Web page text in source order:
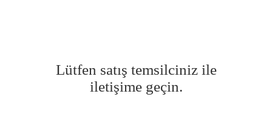
Lütfen satış temsilciniz ile
iletişime geçin.